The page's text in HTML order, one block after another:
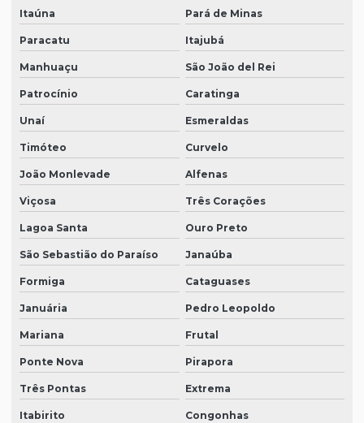
Itaúna Pará de Minas
Paracatu Itajubá
Manhuaçu São João del Rei
Patrocínio Caratinga
Unaí Esmeraldas
Timóteo Curvelo
João Monlevade Alfenas
Viçosa Três Corações
Lagoa Santa Ouro Preto
São Sebastião do Paraíso Janaúba
Formiga Cataguases
Januária Pedro Leopoldo
Mariana Frutal
Ponte Nova Pirapora
Três Pontas Extrema
Itabirito Congonhas